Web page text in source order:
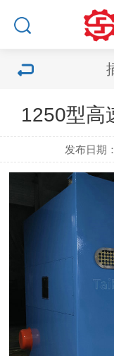
1250型高
发布日期